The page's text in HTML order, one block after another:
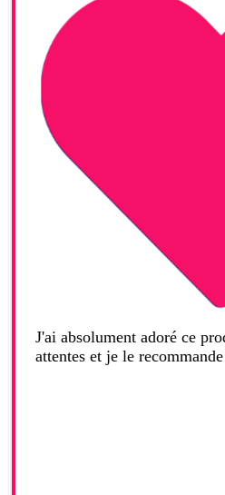
J'ai absolument adoré ce
attentes et je le